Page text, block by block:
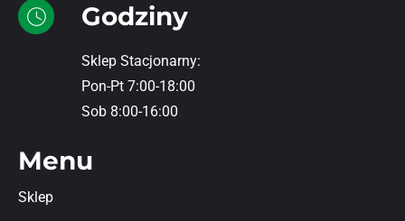
Godziny
Sklep Stacjonarny:
Pon-Pt 7:00-18:00
Sob 8:00-16:00
Menu
Sklep